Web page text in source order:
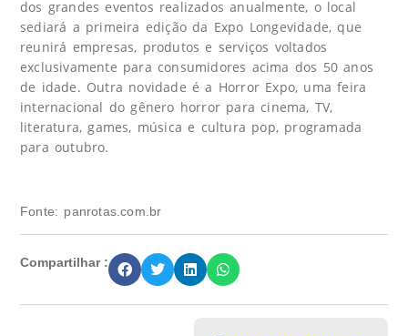
dos grandes eventos realizados anualmente, o local
sediará a primeira edição da Expo Longevidade, que
reunirá empresas, produtos e serviços voltados
exclusivamente para consumidores acima dos 50 anos
de idade. Outra novidade é a Horror Expo, uma feira
internacional do gênero horror para cinema, TV,
literatura, games, música e cultura pop, programada
para outubro.
Fonte: panrotas.com.br
Compartilhar :